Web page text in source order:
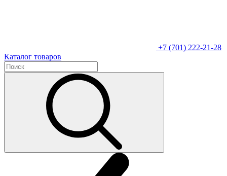
+7 (701) 222-21-28
Каталог товаров